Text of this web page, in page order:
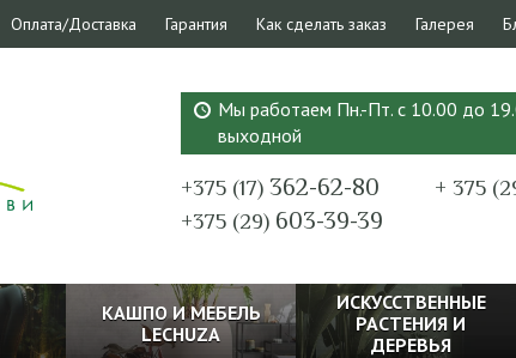
Оплата/Доставка Гарантия Как сделать заказ Галерея
Мы работаем Пн.-Пт. с 10.00 до
выходной
+375 (17)362-62-80 + 375
+375 (29)603-39-39
КАШПО И МЕБЕЛЬ
LECHUZA
ИСКУССТВЕННЫЕ
РАСТЕНИЯ И
ДЕРЕВЬЯ